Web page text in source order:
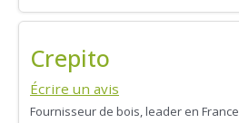
Crepito
Écrire un avis
Fournisseur de bois, leader en France